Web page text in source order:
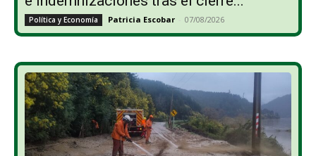
Política y Economía Patricia Escobar - 07/08/2026